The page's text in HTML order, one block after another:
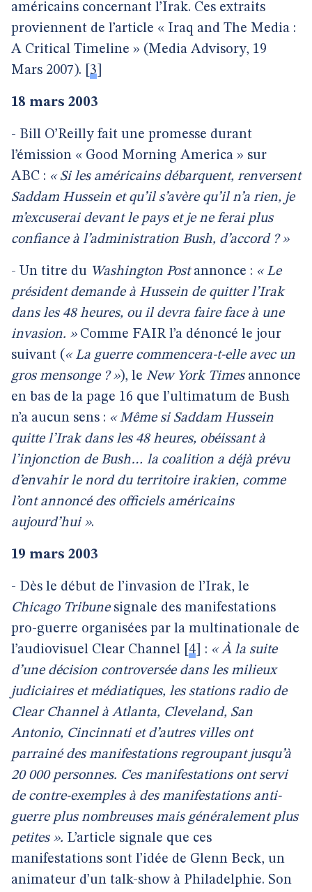
américains concernant l’Irak. Ces extraits
proviennent de l’article « Iraq and The Media :
A Critical Timeline » (Media Advisory, 19
Mars 2007).
3
18 mars 2003
- Bill O’Reilly fait une promesse durant
l’émission « Good Morning America » sur
ABC : « Si les américains débarquent, renversent
Saddam Hussein et qu’il s’avère qu’il n’a rien, je
m’excuserai devant le pays et je ne ferai plus
confiance à l’administration Bush, d’accord ? »
- Un titre du Washington Postannonce : « Le
président demande à Hussein de quitter l’Irak
dans les 48 heures, ou il devra faire face à une
invasion. »Comme FAIR l’a dénoncé le jour
suivant ( « La guerre commencera-t-elle avec un
gros mensonge ? »), le New York Times annonce
en bas de la page 16 que l’ultimatum de Bush
n’a aucun sens : « Même si Saddam Hussein
quitte l’Irak dans les 48 heures, obéissant à
l’injonction de Bush… la coalition a déjà prévu
d’envahir le nord du territoire irakien, comme
l’ont annoncé des officiels américains
aujourd’hui ».
19 mars 2003
- Dès le début de l’invasion de l’Irak, le
Chicago Tribunesignale des manifestations
pro-guerre organisées par la multinationale de
l’audiovisuel Clear Channel 4 : « À la suite
d’une décision controversée dans les milieux
judiciaires et médiatiques, les stations radio de
Clear Channel à Atlanta, Cleveland, San
Antonio, Cincinnati et d’autres villes ont
parrainé des manifestations regroupant jusqu’à
20 000 personnes. Ces manifestations ont servi
de contre-exemples à des manifestations anti-
guerre plus nombreuses mais généralement plus
petites ». L’article signale que ces
manifestations sont l’idée de Glenn Beck, un
animateur d’un talk-show à Philadelphie. Son